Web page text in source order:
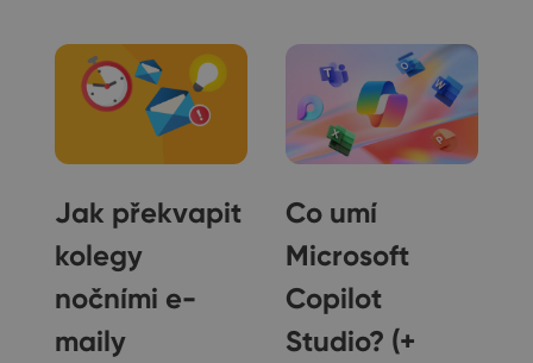
Jak překvapit
kolegy
nočními e-
maily
Co umí
Microsoft
Copilot
Studio? (+